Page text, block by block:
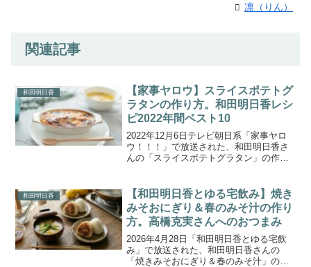
凛（りん）
関連記事
和田明日香
【家事ヤロウ】スライスポテトグ
ラタンの作り方。和田明日香レシ
ピ2022年間ベスト10
2022年12月6日テレビ朝日系「家事ヤロ
ウ！！！」で放送された、和田明日香さ
んの「スライスポテトグラタン」の作り
心者でも作れる簡単激ウマ飯ベスト10を
大発表！子供...
和田明日香
【和田明日香とゆる宅飲み】焼き
みそおにぎり＆春のみそ汁の作り
方。高橋克実さんへのおつまみ
2026年4月28日「和田明日香とゆる宅飲
み」で放送された、和田明日香さんの
「焼きみそおにぎり＆春のみそ汁」の作